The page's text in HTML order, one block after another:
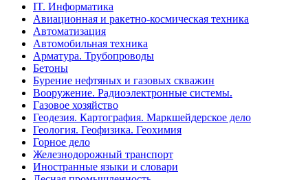
IT. Информатика
Авиационная и ракетно-космическая техника
Автоматизация
Автомобильная техника
Арматура. Трубопроводы
Бетоны
Бурение нефтяных и газовых скважин
Вооружение. Радиоэлектронные системы.
Газовое хозяйство
Геодезия. Картография. Маркшейдерское дело
Геология. Геофизика. Геохимия
Горное дело
Железнодорожный транспорт
Иностранные языки и словари